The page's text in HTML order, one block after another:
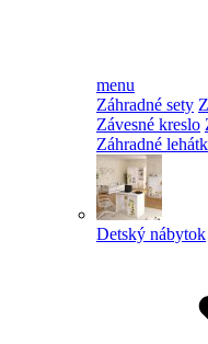
menu
Záhradné sety
Závesné kreslo
Záhradné
Detský nábytok